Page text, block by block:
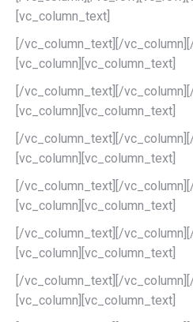
[vc_column_text]
[/vc_column_text][/
[vc_column][vc_column_text]
[/vc_column_text][/
[vc_column][vc_column_text]
[/vc_column_text][/
[vc_column][vc_column_text]
[/vc_column_text][/
[vc_column][vc_column_text]
[/vc_column_text][/
[vc_column][vc_column_text]
[/vc_column_text][/
[vc_column][vc_column_text]